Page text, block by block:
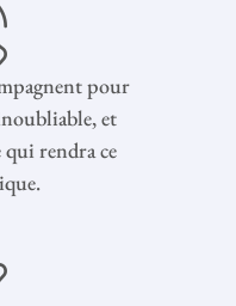
pour
et
rendra ce